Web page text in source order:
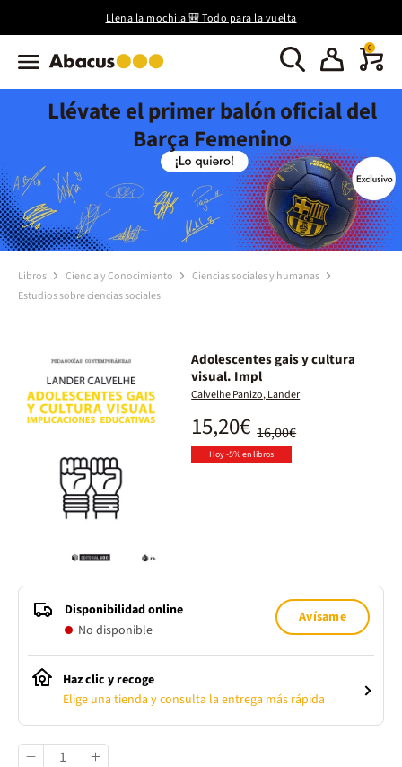
Llena la mochila 🎒 Todo para la vuelta
0
Llévate el primer balón oficial del
Barça Femenino
Libros Ciencia y Conocimiento
Ciencias sociales y humanas
Estudios sobre ciencias sociales
Adolescentes gais y cultura
visual. Impl
Calvelhe Panizo, Lander
16,00€
15,20€
Hoy -5% en libros
Disponibilidad online
No disponible
Avísame
Haz clic y recoge
Elige una tienda y consulta la entrega más rápida